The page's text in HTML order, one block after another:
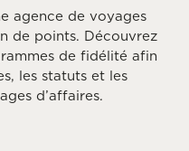
agence de voyages
de points. Découvrez
de fidélité afin
les statuts et les
d’affaires.